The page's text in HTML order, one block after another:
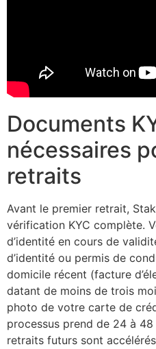
Documents
nécessaires
retraits
Avant le premier retrait,
vérification KYC complète.
d’identité en cours de
d’identité ou permis de
domicile récent (facture
datant de moins de trois
photo de votre carte de
processus prend de 24 à
retraits futurs sont